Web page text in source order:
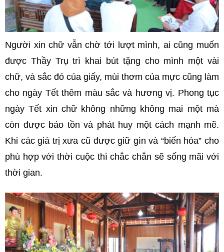
Người xin chữ vẫn chờ tới lượt mình, ai cũng muốn
được Thầy Trụ trì khai bút tặng cho mình một vài
chữ, và sắc đỏ của giấy, mùi thơm của mực cũng làm
cho ngày Tết thêm màu sắc và hương vị. Phong tục
ngày Tết xin chữ không những không mai một mà
còn được bảo tồn và phát huy một cách mạnh mẽ.
Khi các giá trị xưa cũ được giữ gìn và “biến hóa” cho
phù hợp với thời cuộc thì chắc chắn sẽ sống mãi với
thời gian.